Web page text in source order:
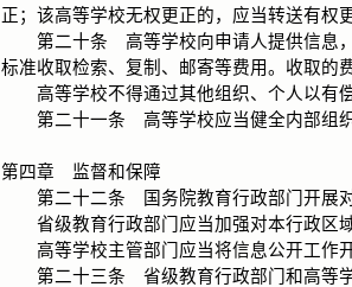
正；该高等学校无权更正的，应当转送有权
第二十条 高等学校向申请人提供信息，
标准收取检索、复制、邮寄等费用。收取的
高等学校不得通过其他组织、个人以有偿
第二十一条 高等学校应当健全内部组织
第四章 监督和保障
第二十二条 国务院教育行政部门开展对
省级教育行政部门应当加强对本行政区域
高等学校主管部门应当将信息公开工作开
第二十三条 省级教育行政部门和高等学